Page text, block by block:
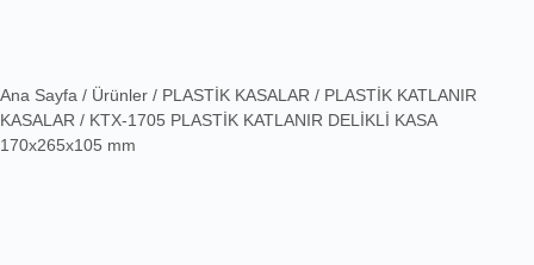
Ana Sayfa / Ürünler / PLASTİK KASALAR / PLASTİK KATLANIR
KASALAR / KTX-1705 PLASTİK KATLANIR DELİKLİ KASA
170x265x105 mm